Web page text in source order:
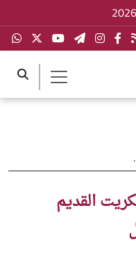
القديم